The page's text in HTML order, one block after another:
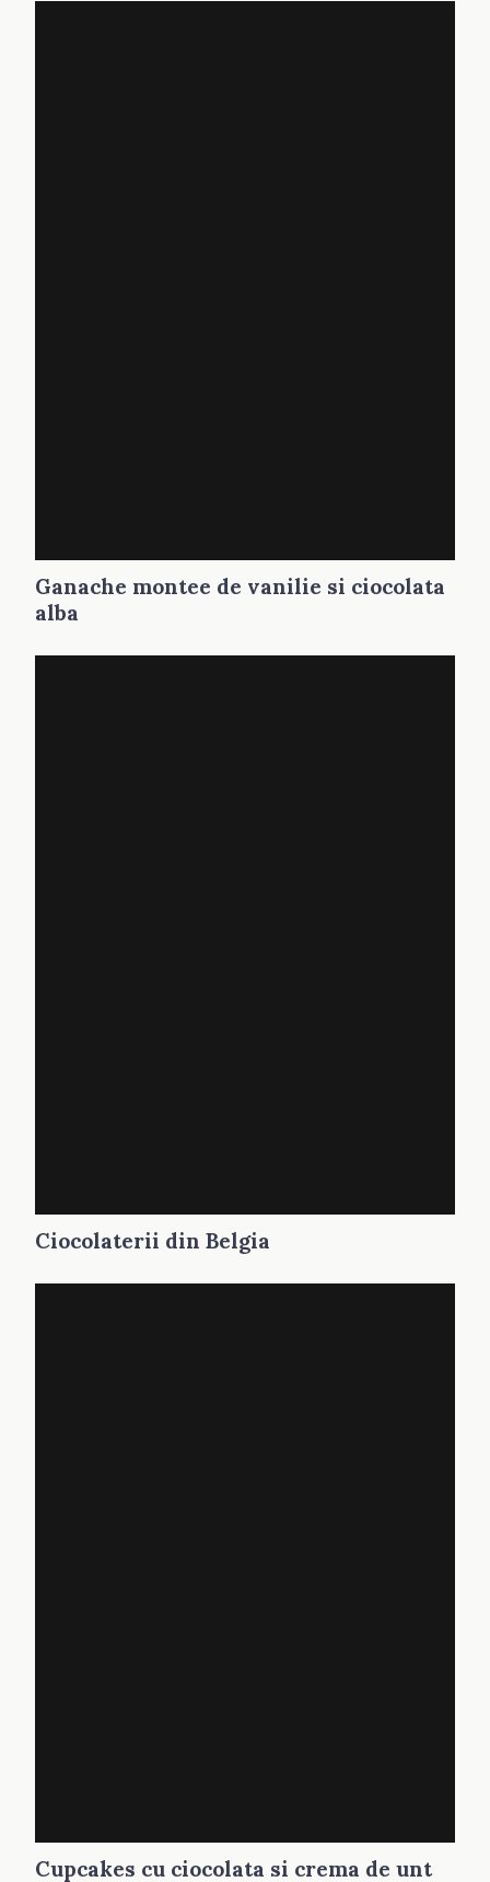
Ganache montee de vanilie si ciocolata
alba
Ciocolaterii din Belgia
Cupcakes cu ciocolata si crema de unt